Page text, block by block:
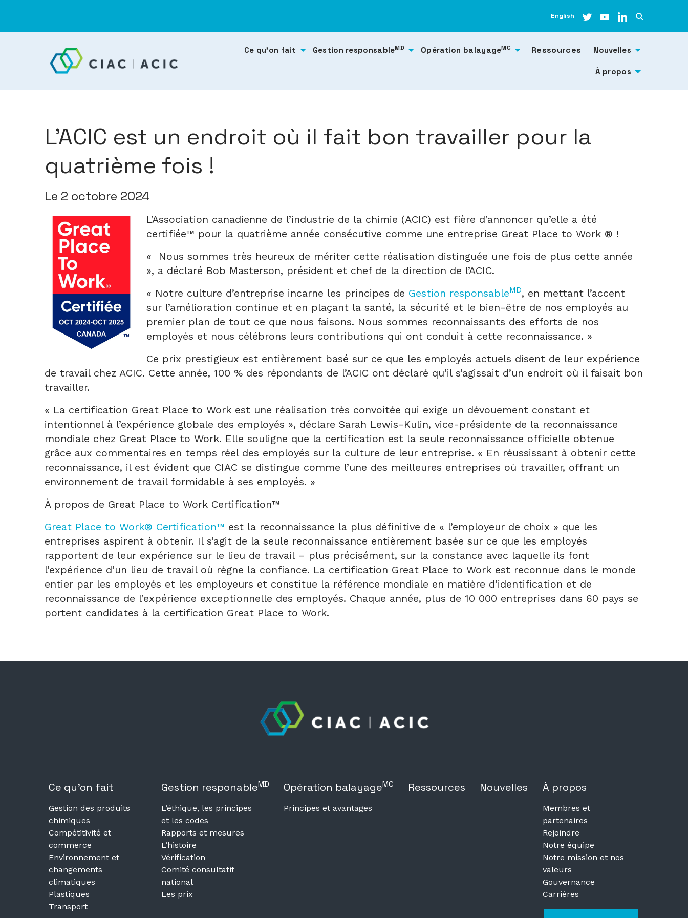
English
Ce qu’on fait Gestion responsableMD Opération balayageMC Ressources Nouvelles
À propos
L’ACIC est un endroit où il fait bon travailler pour la
quatrième fois !
Le 2 octobre 2024
L’Association canadienne de l’industrie de la chimie (ACIC) est fière d’annoncer qu’elle a été
certifiée™ pour la quatrième année consécutive comme une entreprise Great Place to Work ® !
« Nous sommes très heureux de mériter cette réalisation distinguée une fois de plus cette année
», a déclaré Bob Masterson, président et chef de la direction de l’ACIC.
« Notre culture d’entreprise incarne les principes de Gestion responsableMD, en mettant l’accent
sur l’amélioration continue et en plaçant la santé, la sécurité et le bien-être de nos employés au
premier plan de tout ce que nous faisons. Nous sommes reconnaissants des efforts de nos
employés et nous célébrons leurs contributions qui ont conduit à cette reconnaissance. »
Ce prix prestigieux est entièrement basé sur ce que les employés actuels disent de leur expérience
de travail chez ACIC. Cette année, 100 % des répondants de l’ACIC ont déclaré qu’il s’agissait d’un endroit où il faisait bon
travailler.
« La certification Great Place to Work est une réalisation très convoitée qui exige un dévouement constant et
intentionnel à l’expérience globale des employés », déclare Sarah Lewis-Kulin, vice-présidente de la reconnaissance
mondiale chez Great Place to Work. Elle souligne que la certification est la seule reconnaissance officielle obtenue
grâce aux commentaires en temps réel des employés sur la culture de leur entreprise. « En réussissant à obtenir cette
reconnaissance, il est évident que CIAC se distingue comme l’une des meilleures entreprises où travailler, offrant un
environnement de travail formidable à ses employés. »
À propos de Great Place to Work Certification™
Great Place to Work® Certification™ est la reconnaissance la plus définitive de « l’employeur de choix » que les
entreprises aspirent à obtenir. Il s’agit de la seule reconnaissance entièrement basée sur ce que les employés
rapportent de leur expérience sur le lieu de travail – plus précisément, sur la constance avec laquelle ils font
l’expérience d’un lieu de travail où règne la confiance. La certification Great Place to Work est reconnue dans le monde
entier par les employés et les employeurs et constitue la référence mondiale en matière d’identification et de
reconnaissance de l’expérience exceptionnelle des employés. Chaque année, plus de 10 000 entreprises dans 60 pays se
portent candidates à la certification Great Place to Work.
Ce qu’on fait
Gestion des produits
chimiques
Compétitivité et
commerce
Environnement et
changements
climatiques
Plastiques
Transport
Gestion responableMD
L’éthique, les principes
et les codes
Rapports et mesures
L’histoire
Vérification
Comité consultatif
national
Les prix
Opération balayageMC
Principes et avantages
Ressources Nouvelles À propos
Membres et
partenaires
Rejoindre
Notre équipe
Notre mission et nos
valeurs
Gouvernance
Carrières